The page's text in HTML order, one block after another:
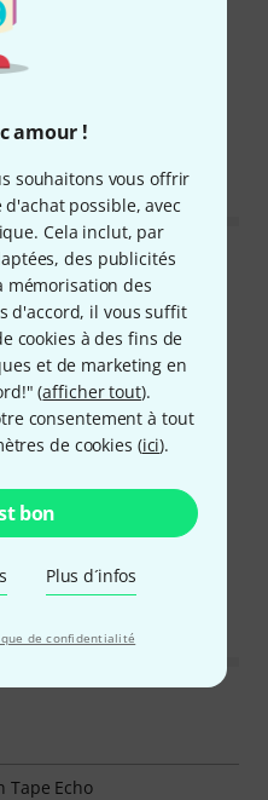
amour !
souhaitons vous offrir
possible, avec
Cela inclut, par
des publicités
mémorisation des
d'accord, il vous suffit
cookies à des fins de
et de marketing en
(afficher tout).
consentement à tout
de cookies (ici).
bon
Plus d´infos
de confidentialité
rapidement le bon
voir mieux que l'original
28.03.2026
super son, réglages
Une très très bonne
Tape Echo